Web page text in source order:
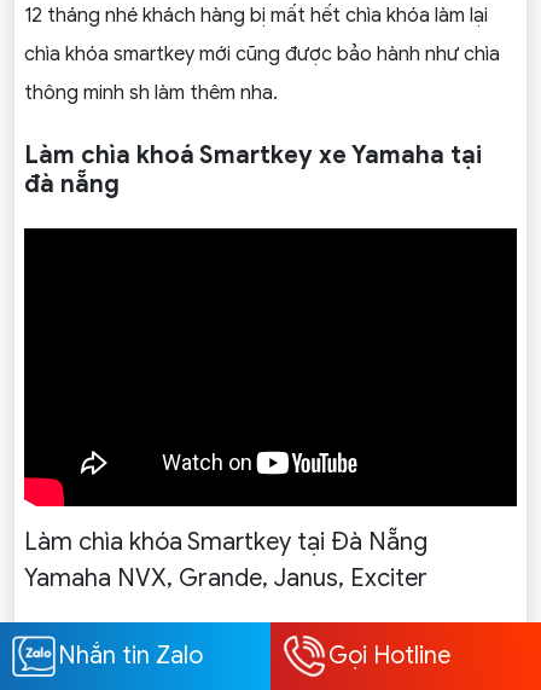
12 tháng nhé khách hàng bị mất hết chìa khóa làm lại
chìa khóa smartkey mới cũng được bảo hành như chìa
thông minh sh làm thêm nha.
Làm chìa khoá Smartkey xe Yamaha tại
đà nẵng
Làm chìa khóa Smartkey tại Đà Nẵng
Yamaha NVX, Grande, Janus, Exciter
Một số lưu ý khi mua vỏ chìa khóa xe Ford Focus,
Fiesta, Mondeo
Nhắn tin Zalo Gọi Hotline